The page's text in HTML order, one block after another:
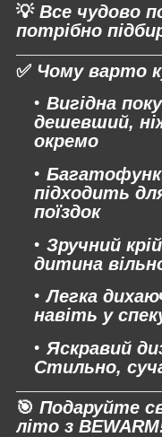
💡 Все чудово
потрібно
✅ Чому варто
Вигідна
дешевший,
окремо
підходить
поїздок
Зручний
дитина
Легка
навіть у
Яскравий
Стильно,
🎯 Подаруйте
літо з